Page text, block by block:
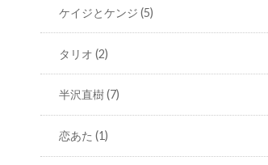
ケイジとケンジ(5)
タリオ(2)
半沢直樹(7)
恋あた(1)